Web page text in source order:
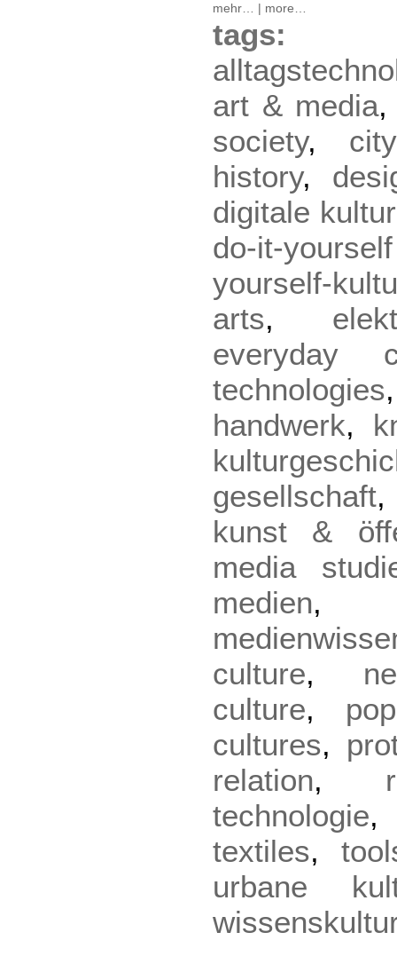
mehr… | more…
art & media
society, city
history,
digitale kultur
do-it-
yourself-
arts,
everyday
technologies
handwerk,
gesellschaft
kunst &
media
medien
culture,
culture,
cultures,
relation,
technologie
textiles,
urbane